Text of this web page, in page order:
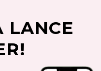
LANCE